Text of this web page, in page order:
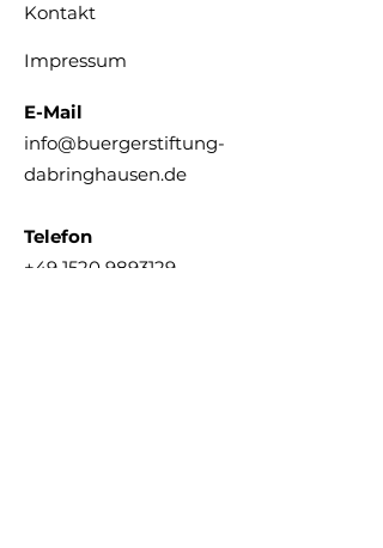
Kontakt
Impressum
E-Mail
info@buergerstiftung-
dabringhausen.de
Telefon
+49 1520 9893129